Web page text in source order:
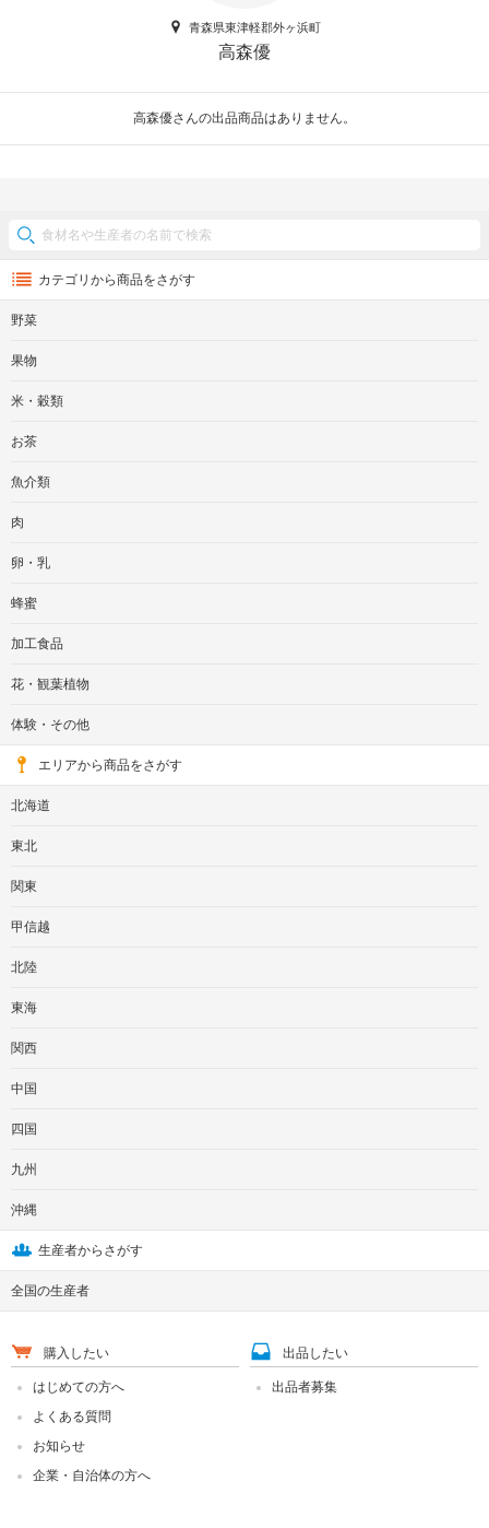
青森県東津軽郡外ヶ浜町
高森優
高森優さんの出品商品はありません。
カテゴリから商品をさがす
野菜
果物
米・穀類
お茶
魚介類
肉
卵・乳
蜂蜜
加工食品
花・観葉植物
体験・その他
エリアから商品をさがす
北海道
東北
関東
甲信越
北陸
東海
関西
中国
四国
九州
沖縄
生産者からさがす
全国の生産者
購入したい
はじめての方へ
よくある質問
お知らせ
企業・自治体の方へ
出品したい
出品者募集